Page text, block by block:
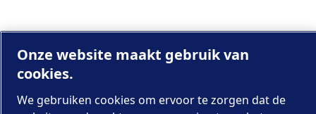
Onze website maakt gebruik van
cookies.
We gebruiken cookies om ervoor te zorgen dat de